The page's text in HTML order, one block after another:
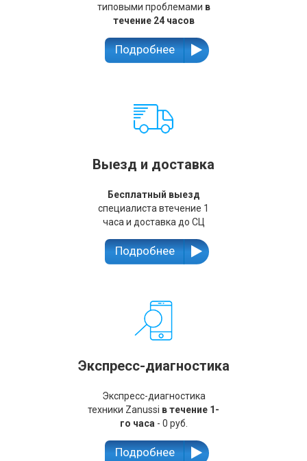
типовыми проблемами в
течение 24 часов
Подробнее
Выезд и доставка
Бесплатный выезд
специалиста втечение 1
часа и доставка до СЦ
Подробнее
Экспресс-диагностика
Экспресс-диагностика
техники Zanussi в течение 1-
го часа - 0 руб.
Подробнее